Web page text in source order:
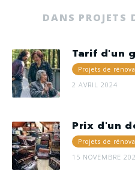
DANS PROJETS
Tarif d'un
Projets de
2 AVRIL 2024
Prix d'un
Projets de
15 NOVEMBRE